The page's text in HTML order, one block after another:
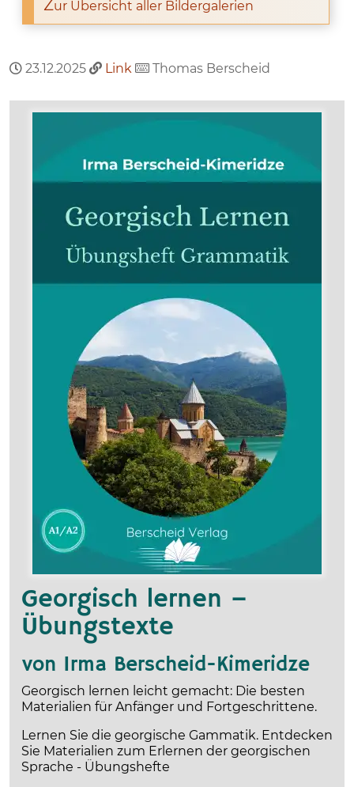
Zur Übersicht aller Bildergalerien
23.12.2025 Link Thomas Berscheid
Georgisch lernen –
Übungstexte
von Irma Berscheid-Kimeridze
Georgisch lernen leicht gemacht: Die besten
Materialien für Anfänger und Fortgeschrittene.
Lernen Sie die georgische Gammatik. Entdecken
Sie Materialien zum Erlernen der georgischen
Sprache - Übungshefte